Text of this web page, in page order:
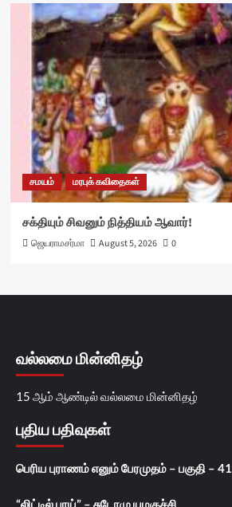
சமயம் மரபுக் கவிதைகள்
சக்தியும் சிவனும் நித்தியம் ஆவார்!
ஜெயராமசர்மா August 5, 2026 0
வல்லமை மின்னிதழ்
15 ஆம் ஆண்டில் வல்லமை மின்னிதழ்
புதிய பதிவுகள்
பெரிய புராணம் எனும் பேரமுதம் – பகுதி – 41
“லிட்டில் பாய்” – சுடோமு யமகுச்சி